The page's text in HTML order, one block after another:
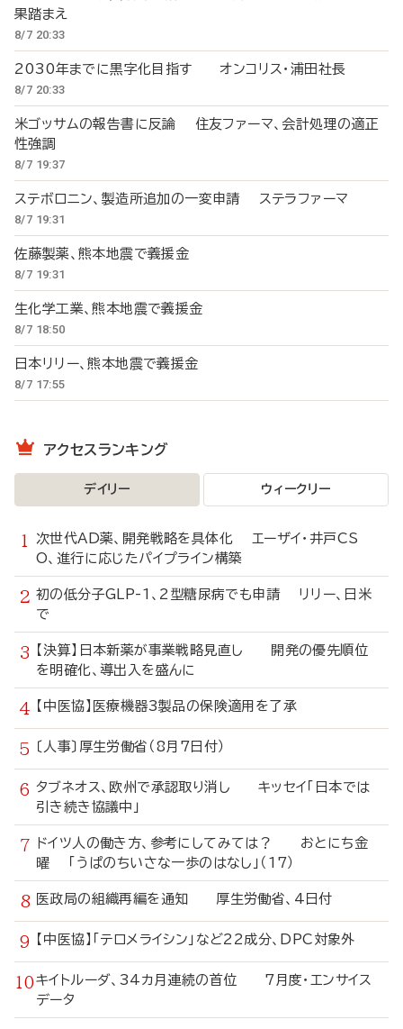
果踏まえ
8/7 20:33
2030年までに黒字化目指す オンコリス・浦田社長
8/7 20:33
米ゴッサムの報告書に反論 住友ファーマ、会計処理の適正
性強調
8/7 19:37
ステボロニン、製造所追加の一変申請 ステラファーマ
8/7 19:31
佐藤製薬、熊本地震で義援金
8/7 19:31
生化学工業、熊本地震で義援金
8/7 18:50
日本リリー、熊本地震で義援金
8/7 17:55
アクセスランキング
デイリー ウィークリー
次世代AD薬、開発戦略を具体化 エーザイ・井戸CS
O、進行に応じたパイプライン構築
初の低分子GLP-1、2型糖尿病でも申請 リリー、日米
で
【決算】日本新薬が事業戦略見直し 開発の優先順位
を明確化、導出入を盛んに
【中医協】医療機器3製品の保険適用を了承
〔人事〕厚生労働省（8月7日付）
タブネオス、欧州で承認取り消し キッセイ「日本では
引き続き協議中」
ドイツ人の働き方、参考にしてみては？ おとにち金
曜 「うぱのちいさな一歩のはなし」（17）
医政局の組織再編を通知 厚生労働省、4日付
【中医協】「テロメライシン」など22成分、DPC対象外
キイトルーダ、34カ月連続の首位 7月度・エンサイス
データ